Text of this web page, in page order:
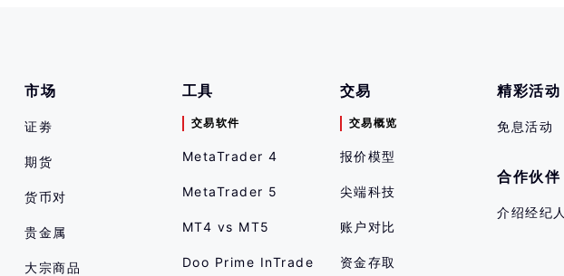
市场
证劵
期货
货币对
贵金属
大宗商品
工具
交易软件
MetaTrader 4
MetaTrader 5
MT4 vs MT5
Doo Prime InTrade
交易
交易概览
报价模型
尖端科技
账户对比
资金存取
精彩活动
免息活动
合作伙伴
介绍经纪人